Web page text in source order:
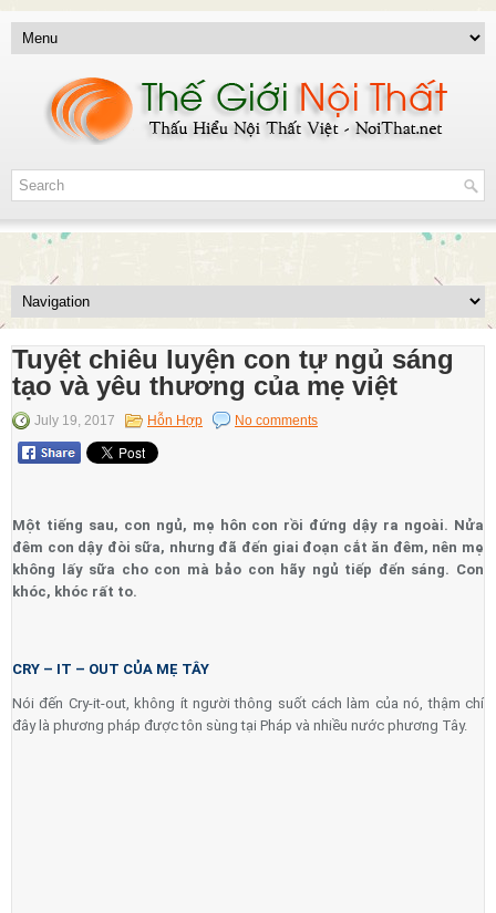
Tuyệt chiêu luyện con tự ngủ sáng
tạo và yêu thương của mẹ việt
July 19, 2017 Hỗn Hợp No comments
Một tiếng sau, con ngủ, mẹ hôn con rồi đứng dậy ra ngoài. Nửa
đêm con dậy đòi sữa, nhưng đã đến giai đoạn cắt ăn đêm, nên mẹ
không lấy sữa cho con mà bảo con hãy ngủ tiếp đến sáng. Con
khóc, khóc rất to.
CRY – IT – OUT CỦA MẸ TÂY
Nói đến Cry-it-out, không ít người thông suốt cách làm của nó, thậm chí
đây là phương pháp được tôn sùng tại Pháp và nhiều nước phương Tây.